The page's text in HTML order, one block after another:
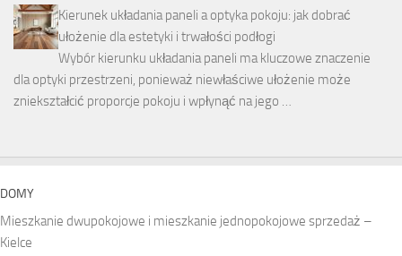
Kierunek układania paneli a optyka pokoju: jak dobrać
ułożenie dla estetyki i trwałości podłogi
Wybór kierunku układania paneli ma kluczowe znaczenie
dla optyki przestrzeni, ponieważ niewłaściwe ułożenie może
zniekształcić proporcje pokoju i wpłynąć na jego …
DOMY
Mieszkanie dwupokojowe i mieszkanie jednopokojowe sprzedaż –
Kielce